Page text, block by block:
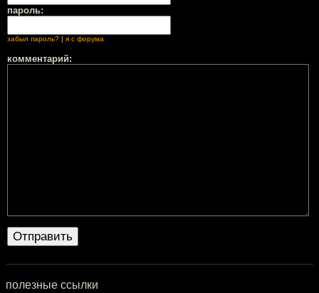
пароль:
забыл пароль? | я с форума
комментарий:
полезные ссылки